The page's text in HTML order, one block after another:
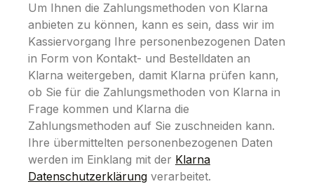
Um Ihnen die Zahlungsmethoden von Klarna
anbieten zu können, kann es sein, dass wir im
Kassiervorgang Ihre personenbezogenen Daten
in Form von Kontakt- und Bestelldaten an
Klarna weitergeben, damit Klarna prüfen kann,
ob Sie für die Zahlungsmethoden von Klarna in
Frage kommen und Klarna die
Zahlungsmethoden auf Sie zuschneiden kann.
Ihre übermittelten personenbezogenen Daten
werden im Einklang mit der Klarna
Datenschutzerklärung verarbeitet.